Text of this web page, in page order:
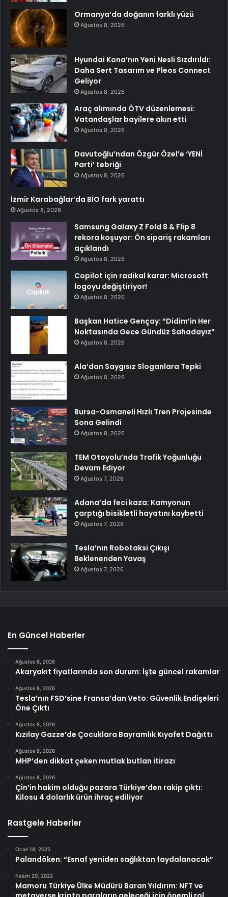
Ormanya’da doğanın farklı yüzü
Ağustos 8, 2026
Hyundai Kona’nın Yeni Nesli Sızdırıldı:
Daha Sert Tasarım ve Pleos Connect
Geliyor
Ağustos 8, 2026
Araç alımında ÖTV düzenlemesi:
Vatandaşlar bayilere akın etti
Ağustos 8, 2026
Davutoğlu’ndan Özgür Özel’e ‘YENİ
Parti’ tebriği
Ağustos 8, 2026
İzmir Karabağlar’da BİO fark yarattı
Ağustos 8, 2026
Samsung Galaxy Z Fold 8 & Flip 8
rekora koşuyor: Ön sipariş rakamları
açıklandı
Ağustos 8, 2026
Copilot için radikal karar: Microsoft
logoyu değiştiriyor!
Ağustos 8, 2026
Başkan Hatice Gençay: “Didim’in Her
Noktasında Gece Gündüz Sahadayız”
Ağustos 8, 2026
Ala’dan Saygısız Sloganlara Tepki
Ağustos 8, 2026
Bursa-Osmaneli Hızlı Tren Projesinde
Sona Gelindi
Ağustos 8, 2026
TEM Otoyolu’nda Trafik Yoğunluğu
Devam Ediyor
Ağustos 7, 2026
Adana’da feci kaza: Kamyonun
çarptığı bisikletli hayatını kaybetti
Ağustos 7, 2026
Tesla’nın Robotaksi Çıkışı
Beklenenden Yavaş
Ağustos 7, 2026
En Güncel Haberler
Ağustos 8, 2026
Akaryakıt fiyatlarında son durum: İşte güncel rakamlar
Ağustos 8, 2026
Tesla’nın FSD’sine Fransa’dan Veto: Güvenlik Endişeleri
Öne Çıktı
Ağustos 8, 2026
Kızılay Gazze’de Çocuklara Bayramlık Kıyafet Dağıttı
Ağustos 8, 2026
MHP’den dikkat çeken mutlak butlan itirazı
Ağustos 8, 2026
Çin’in hakim olduğu pazara Türkiye’den rakip çıktı:
Kilosu 4 dolarlık ürün ihraç ediliyor
Rastgele Haberler
Ocak 18, 2025
Palandöken: “Esnaf yeniden sağlıktan faydalanacak”
Kasım 20, 2022
Mamoru Türkiye Ülke Müdürü Baran Yıldırım: NFT ve